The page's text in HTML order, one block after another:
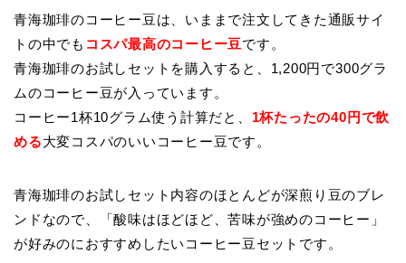
青海珈琲のコーヒー豆は、いままで注文してきた通販サイ
トの中でも コスパ最高のコーヒー豆です。
青海珈琲のお試しセットを購入すると、1,200円で300グラ
ムのコーヒー豆が入っています。
コーヒー1杯10グラム使う計算だと、 1杯たったの40円で飲
める大変コスパのいいコーヒー豆です。
青海珈琲のお試しセット内容のほとんどが深煎り豆のブレ
ンドなので、「酸味はほどほど、苦味が強めのコーヒー」
が好みのにおすすめしたいコーヒー豆セットです。